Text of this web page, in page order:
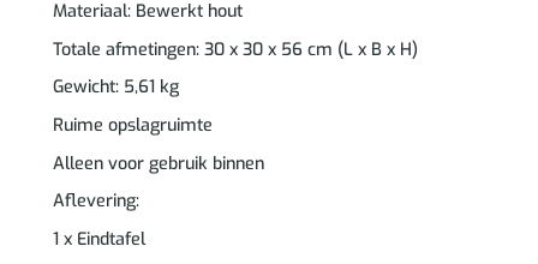
Materiaal: Bewerkt hout
Totale afmetingen: 30 x 30 x 56 cm (L x B x H)
Gewicht: 5,61 kg
Ruime opslagruimte
Alleen voor gebruik binnen
Aflevering:
1 x Eindtafel